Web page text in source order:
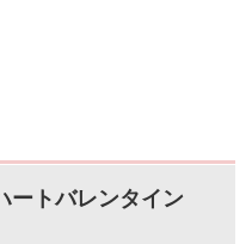
ートバレンタイン